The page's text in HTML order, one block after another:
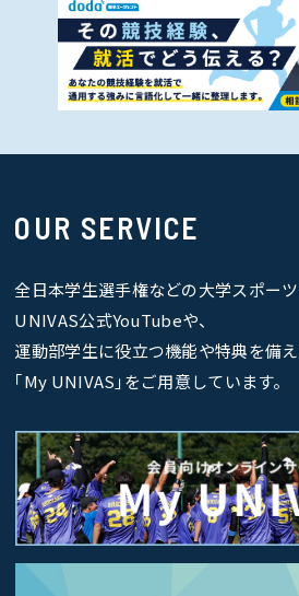
OUR SERVICE
全日本学生選手権などの大学スポー
UNIVAS公式YouTubeや、
運動部学生に役立つ機能や特典を備
｢My UNIVAS｣をご用意しています。